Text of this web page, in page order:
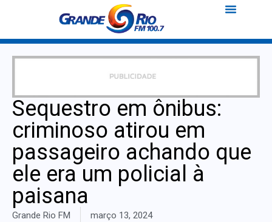
Sequestro em ônibus:
criminoso atirou em
passageiro achando que
ele era um policial à
paisana
Grande Rio FM março 13, 2024